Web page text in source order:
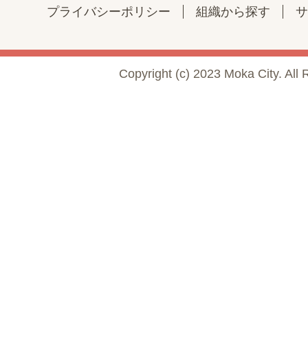
プライバシーポリシー 組織から探す
Copyright (c) 2023 Moka City. All